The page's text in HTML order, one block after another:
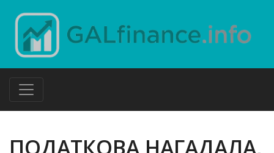
ПОДАТКОВА НАГАДАЛА,